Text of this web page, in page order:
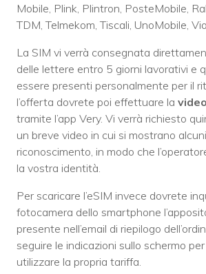
Mobile, Plink, Plintron, PosteMobile,
TDM, Telmekom, Tiscali, UnoMobile,
La SIM vi verrà consegnata
delle lettere entro 5 giorni lavorativi e
essere presenti personalmente per il
l’offerta dovrete poi effettuare la
tramite l’app Very. Vi verrà richiesto
un breve video in cui si mostrano
riconoscimento, in modo che
la vostra identità.
Per scaricare l’eSIM invece dovrete
fotocamera dello smartphone
presente nell’email di riepilogo
seguire le indicazioni sullo schermo
utilizzare la propria tariffa.